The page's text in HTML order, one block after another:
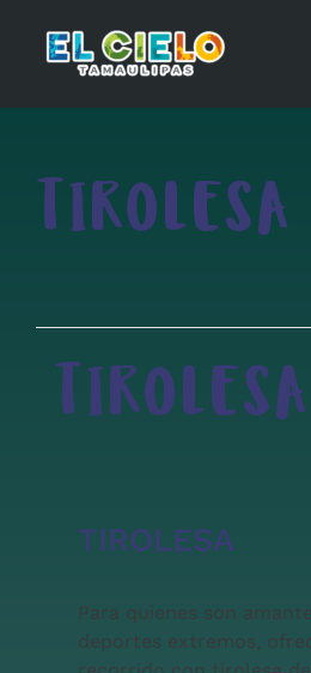
TIROLESA
TIROLESA
TIROLESA
Para quienes son
deportes extremos,